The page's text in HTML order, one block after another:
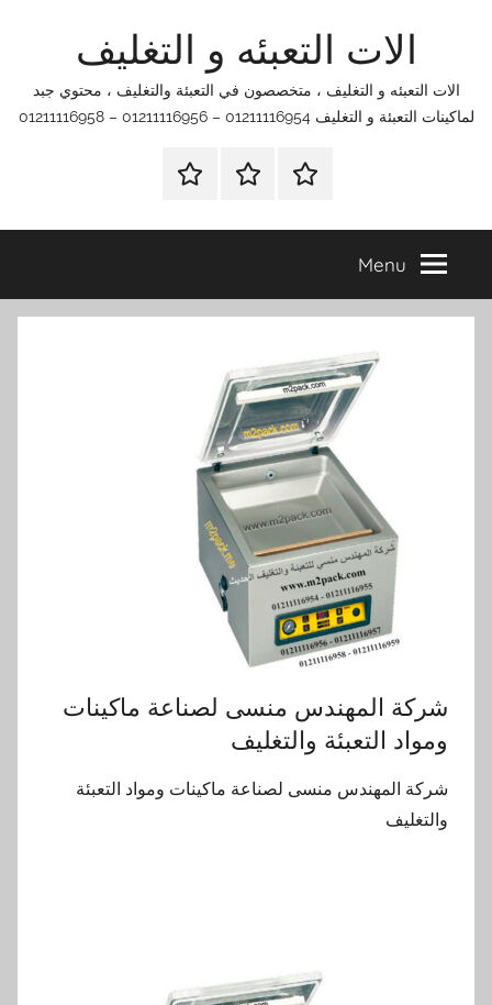
الات التعبئه و التغليف
الات التعبئه و التغليف ، متخصصون في التعبئة والتغليف ، محتوي جبد
لماكينات التعبئة و التغليف 01211116954 – 01211116956 – 01211116958
الرئيسيةاتصل
اتـصـل
في
التي
Menu
شركة المهندس منسى لصناعة ماكينات
ومواد التعبئة والتغليف
شركة المهندس منسى لصناعة ماكينات ومواد التعبئة
والتغليف